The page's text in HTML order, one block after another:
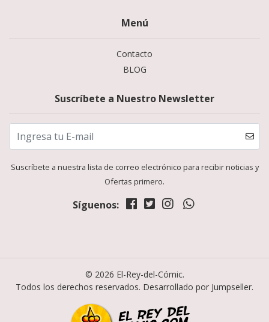
Menú
Contacto
BLOG
Suscríbete a Nuestro Newsletter
Suscríbete a nuestra lista de correo electrónico para recibir noticias y
Ofertas primero.
Síguenos:
© 2026 El-Rey-del-Cómic.
Todos los derechos reservados. Desarrollado por Jumpseller.